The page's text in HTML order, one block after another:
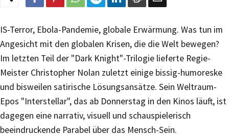
IS-Terror, Ebola-Pandemie, globale Erwärmung. Was tun im
Angesicht mit den globalen Krisen, die die Welt bewegen?
Im letzten Teil der "Dark Knight"-Trilogie lieferte Regie-
Meister Christopher Nolan zuletzt einige bissig-humoreske
und bisweilen satirische Lösungsansätze. Sein Weltraum-
Epos "Interstellar", das ab Donnerstag in den Kinos läuft, ist
dagegen eine narrativ, visuell und schauspielerisch
beeindruckende Parabel über das Mensch-Sein.